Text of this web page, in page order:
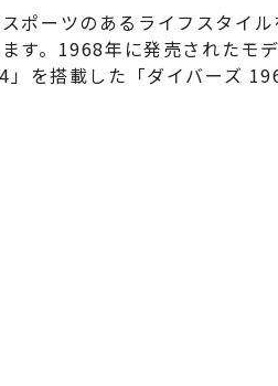
ポーツのあるライフスタイ
す。1968年に発売されたモ
」を搭載した「ダイバーズ